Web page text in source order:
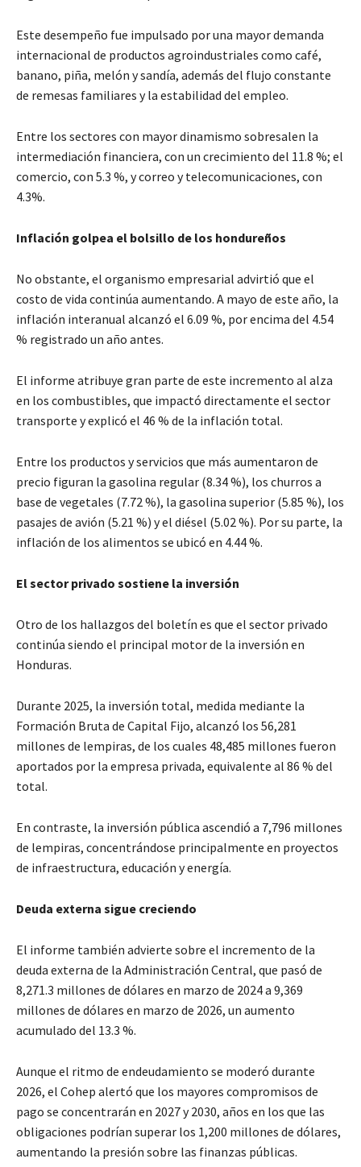
Este desempeño fue impulsado por una mayor demanda
internacional de productos agroindustriales como café,
banano, piña, melón y sandía, además del flujo constante
de remesas familiares y la estabilidad del empleo.
Entre los sectores con mayor dinamismo sobresalen la
intermediación financiera, con un crecimiento del 11.8 %; el
comercio, con 5.3 %, y correo y telecomunicaciones, con
4.3%.
Inflación golpea el bolsillo de los hondureños
No obstante, el organismo empresarial advirtió que el
costo de vida continúa aumentando. A mayo de este año, la
inflación interanual alcanzó el 6.09 %, por encima del 4.54
% registrado un año antes.
El informe atribuye gran parte de este incremento al alza
en los combustibles, que impactó directamente el sector
transporte y explicó el 46 % de la inflación total.
Entre los productos y servicios que más aumentaron de
precio figuran la gasolina regular (8.34 %), los churros a
base de vegetales (7.72 %), la gasolina superior (5.85 %), los
pasajes de avión (5.21 %) y el diésel (5.02 %). Por su parte, la
inflación de los alimentos se ubicó en 4.44 %.
El sector privado sostiene la inversión
Otro de los hallazgos del boletín es que el sector privado
continúa siendo el principal motor de la inversión en
Honduras.
Durante 2025, la inversión total, medida mediante la
Formación Bruta de Capital Fijo, alcanzó los 56,281
millones de lempiras, de los cuales 48,485 millones fueron
aportados por la empresa privada, equivalente al 86 % del
total.
En contraste, la inversión pública ascendió a 7,796 millones
de lempiras, concentrándose principalmente en proyectos
de infraestructura, educación y energía.
Deuda externa sigue creciendo
El informe también advierte sobre el incremento de la
deuda externa de la Administración Central, que pasó de
8,271.3 millones de dólares en marzo de 2024 a 9,369
millones de dólares en marzo de 2026, un aumento
acumulado del 13.3 %.
Aunque el ritmo de endeudamiento se moderó durante
2026, el Cohep alertó que los mayores compromisos de
pago se concentrarán en 2027 y 2030, años en los que las
obligaciones podrían superar los 1,200 millones de dólares,
aumentando la presión sobre las finanzas públicas.